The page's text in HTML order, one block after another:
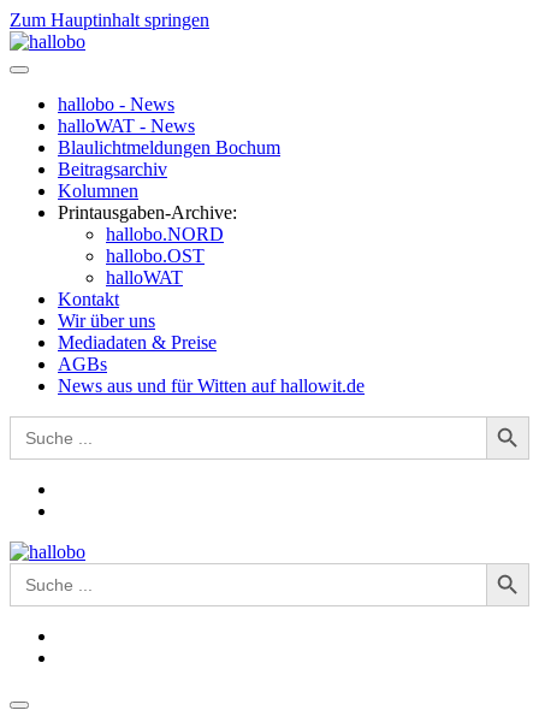
Zum Hauptinhalt springen
hallobo - News
halloWAT - News
Blaulichtmeldungen Bochum
Beitragsarchiv
Kolumnen
Printausgaben-Archive:
hallobo.NORD
hallobo.OST
halloWAT
Kontakt
Wir über uns
Mediadaten & Preise
AGBs
News aus und für Witten auf hallowit.de
Search
for:
Search Button
Search
for:
Search Button